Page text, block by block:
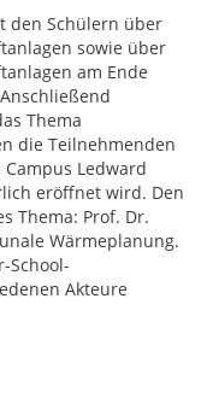
den Schülern über
sowie über
am Ende
Thema
die Teilnehmenden
Ledward
eröffnet wird. Den
Thema: Prof. Dr.
Wärmeplanung.
School-
Akteure